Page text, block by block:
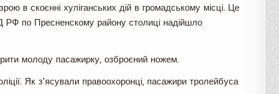
в скоєнні хуліганських дій в громадському місці. Це
РФ по Пресненскому району столиці надійшло
молоду пасажирку, озброєний ножем.
Як з’ясували правоохоронці, пасажири тролейбуса